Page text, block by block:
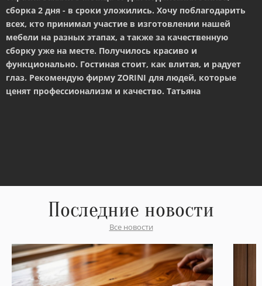
сборка 2 дня - в сроки уложились. Хочу поблагодарить
всех, кто принимал участие в изготовлении нашей
мебели на разных этапах, а также за качественную
сборку уже на месте. Получилось красиво и
функционально. Гостиная стоит, как влитая, и радует
глаз. Рекомендую фирму ZORINI для людей, которые
ценят профессионализм и качество. Татьяна
Последние новости
Все новости